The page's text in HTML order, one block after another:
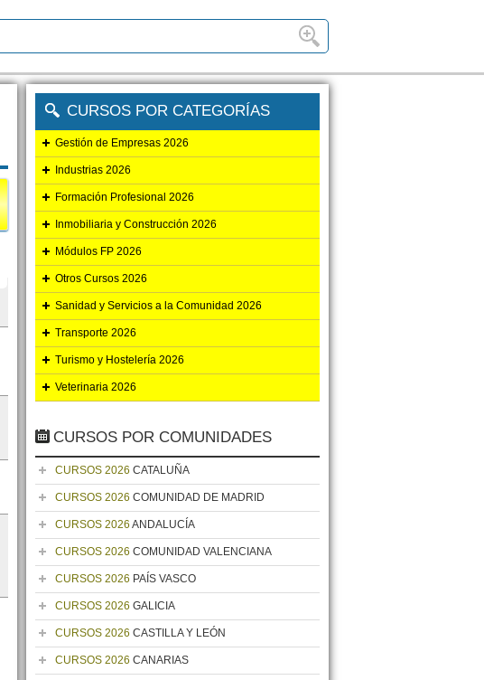
CURSOS POR CATEGORÍAS
Gestión de Empresas 2026
Industrias 2026
Formación Profesional 2026
Inmobiliaria y Construcción 2026
Módulos FP 2026
Otros Cursos 2026
Sanidad y Servicios a la Comunidad 2026
Transporte 2026
Turismo y Hostelería 2026
Veterinaria 2026
CURSOS POR COMUNIDADES
CURSOS 2026 CATALUÑA
CURSOS 2026 COMUNIDAD DE MADRID
CURSOS 2026 ANDALUCÍA
CURSOS 2026 COMUNIDAD VALENCIANA
CURSOS 2026 PAÍS VASCO
CURSOS 2026 GALICIA
CURSOS 2026 CASTILLA Y LEÓN
CURSOS 2026 CANARIAS